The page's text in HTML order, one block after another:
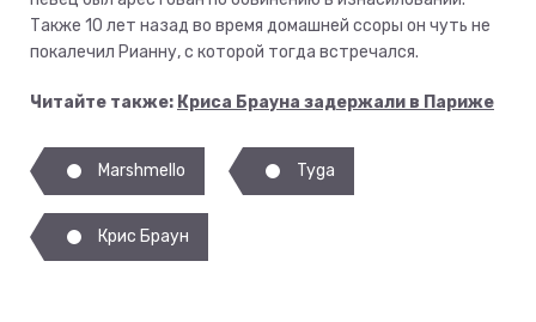
Также 10 лет назад во время домашней ссоры он чуть не
покалечил Рианну, с которой тогда встречался.
Читайте также: Криса Брауна задержали в Париже
Marshmello Tyga
Крис Браун